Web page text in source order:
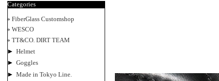
Categories
FiberGlass Customshop
WESCO
TT&CO. DIRT TEAM
► Helmet
► Goggles
► Made in Tokyo Line.